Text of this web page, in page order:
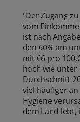
"Der Zugang
vom
ist nach
den 60% am
mit 66 pro
hoch wie unter
Durchschnitt
viel häufiger
Hygiene
dem Land